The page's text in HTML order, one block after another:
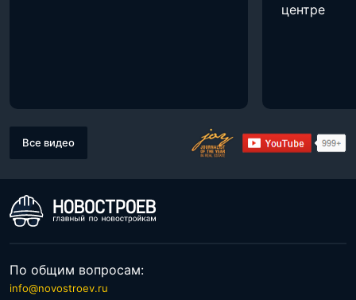
центре
Все видео
По общим вопросам:
info@novostroev.ru